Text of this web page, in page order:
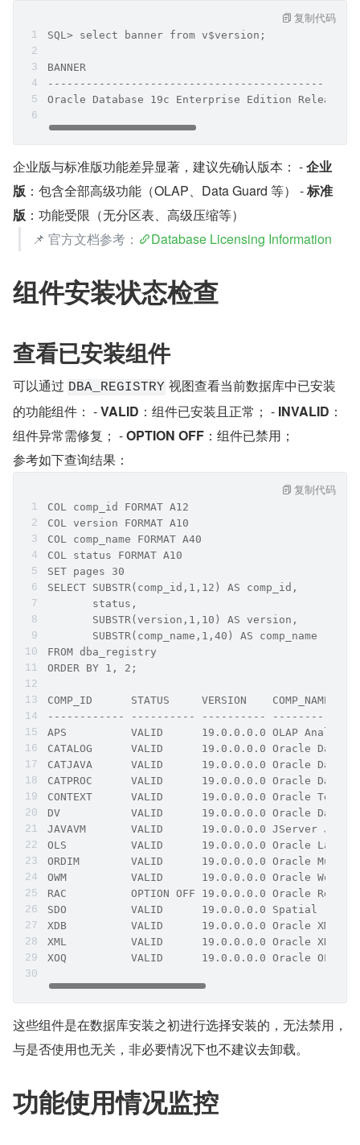
SQL> select banner from v$version;
BANNER
Oracle Database 19c Enterprise Edition Release
复制代码
企业版与标准版功能差异显著，建议先确认版本： - 企业
版 ：包含全部高级功能（OLAP、Data Guard 等） - 标准
版 ：功能受限（无分区表、高级压缩等）
📌 官方文档参考：
Database Licensing Information
组件安装状态检查
查看已安装组件
可以通过 DBA_REGISTRY 视图查看当前数据库中已安装
的功能组件： - VALID ：组件已安装且正常； - INVALID ：
组件异常需修复； - OPTION OFF ：组件已禁用；
参考如下查询结果：
COL comp_id FORMAT A12
COL version FORMAT A10
COL comp_name FORMAT A40
COL status FORMAT A10
SET pages 30
SELECT SUBSTR(comp_id,1,12) AS comp_id,
       status,
       SUBSTR(version,1,10) AS version,
       SUBSTR(comp_name,1,40) AS comp_name
FROM dba_registry
ORDER BY 1, 2;
COMP_ID      STATUS     VERSION    COMP_NAME
------------ ---------- ----------
APS          VALID      19.0.0.0.0 OLAP Analytic
CATALOG      VALID      19.0.0.0.0 Oracle
CATJAVA      VALID      19.0.0.0.0 Oracle
CATPROC      VALID      19.0.0.0.0 Oracle
CONTEXT      VALID      19.0.0.0.0 Oracle Text
DV           VALID      19.0.0.0.0 Oracle
JAVAVM       VALID      19.0.0.0.0 JServer JAVA
OLS          VALID      19.0.0.0.0 Oracle Label
ORDIM        VALID      19.0.0.0.0 Oracle
OWM          VALID      19.0.0.0.0 Oracle
RAC          OPTION OFF 19.0.0.0.0 Oracle Real
SDO          VALID      19.0.0.0.0 Spatial
XDB          VALID      19.0.0.0.0 Oracle XML
XML          VALID      19.0.0.0.0 Oracle XDK
XOQ          VALID      19.0.0.0.0 Oracle OLAP
复制代码
这些组件是在数据库安装之初进行选择安装的，无法禁用，
与是否使用也无关，非必要情况下也不建议去卸载。
功能使用情况监控